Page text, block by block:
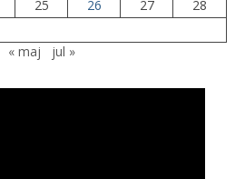
25 26 27
28
« maj
jul »